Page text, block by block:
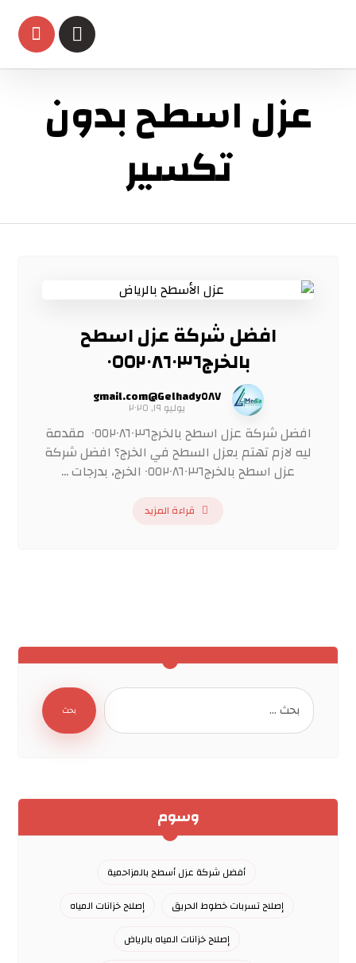
عزل اسطح بدون
تكسير
افضل شركة عزل اسطح
بالخرج٠٥٥٢٠٨٦٠٣٦
Gelhady٥٨٧@gmail.com
يوليو ١٩, ٢٠٢٥
افضل شركة عزل اسطح بالخرج٠٥٥٢٠٨٦٠٣٦ مقدمة
ليه لازم تهتم بعزل السطح في الخرج؟ افضل شركة
عزل اسطح بالخرج٠٥٥٢٠٨٦٠٣٦ الخرج، بدرجات ...
قراءة المزيد
بحث
وسوم
أفضل شركة عزل أسطح بالمزاحمية
إصلاح تسربات خطوط الحريق
إصلاح خزانات المياه
إصلاح خزانات المياه بالرياض